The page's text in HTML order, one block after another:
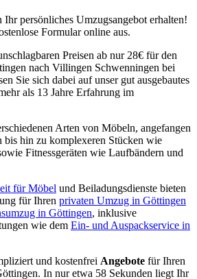
Ihr persönliches Umzugsangebot erhalten!
Formular online aus.
Preisen ab nur 28€ für den
nach Villingen Schwenningen⁠ bei
Sie sich dabei auf unser gut ausgebautes
als 13 Jahre Erfahrung im
Arten von Möbeln, angefangen
bis hin zu komplexeren Stücken wie
Fitnessgeräten wie Laufbändern und
für Möbel und Beiladungsdienste bieten
für Ihren privaten Umzug in Göttingen
in Göttingen, inklusive
wie dem Ein- und Auspackservice in
und kostenfrei Angebote für Ihren
In nur etwa 58 Sekunden liegt Ihr